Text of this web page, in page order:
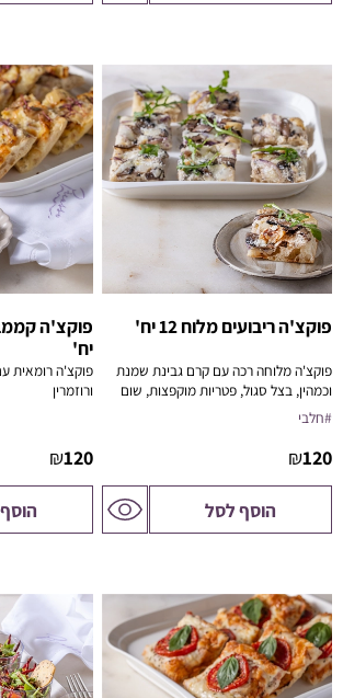
פוקצ'ה ריבועים מלוח 12 יח'
פוקצ'ה מלוחה רכה עם קרם גבינת שמנת
וכמהין, בצל סגול, פטריות מוקפצות, שום
קונפי ומוצרלה מגורדת – פתרון מושלם
#חלבי
120
₪
הוסף לסל לדף
המוצר
יח'
פוקצ'ה רומאית
ורוזמרין
טרי ונגיעה של
ופריכות.
120
₪